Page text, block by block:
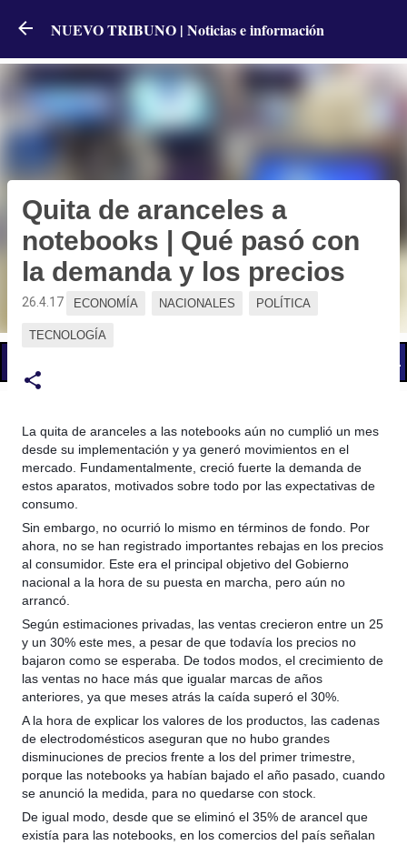
Ir al contenido principal
NUEVO TRIBUNO | Noticias e información
Quita de aranceles a
notebooks | Qué pasó con
la demanda y los precios
26.4.17 ECONOMÍA NACIONALES POLÍTICA
TECNOLOGÍA
La quita de aranceles a las notebooks aún no cumplió un mes
desde su implementación y ya generó movimientos en el
mercado. Fundamentalmente, creció fuerte la demanda de
estos aparatos, motivados sobre todo por las expectativas de
consumo.
Sin embargo, no ocurrió lo mismo en términos de fondo. Por
ahora, no se han registrado importantes rebajas en los precios
al consumidor. Este era el principal objetivo del Gobierno
nacional a la hora de su puesta en marcha, pero aún no
arrancó.
Según estimaciones privadas, las ventas crecieron entre un 25
y un 30% este mes, a pesar de que todavía los precios no
bajaron como se esperaba. De todos modos, el crecimiento de
las ventas no hace más que igualar marcas de años
anteriores, ya que meses atrás la caída superó el 30%.
A la hora de explicar los valores de los productos, las cadenas
de electrodomésticos aseguran que no hubo grandes
disminuciones de precios frente a los del primer trimestre,
porque las notebooks ya habían bajado el año pasado, cuando
se anunció la medida, para no quedarse con stock.
De igual modo, desde que se eliminó el 35% de arancel que
existía para las notebooks, en los comercios del país señalan